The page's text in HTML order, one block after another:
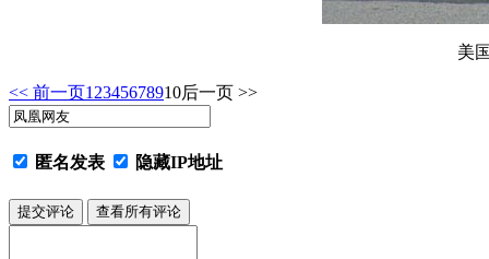
美
<< 前一页1 2345678910后一页 >>
匿名发表 隐藏IP地址